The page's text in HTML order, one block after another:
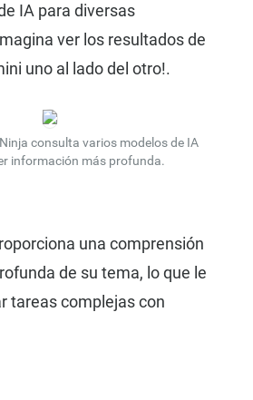
IA para diversas
ver los resultados de
uno al lado del otro!.
consulta varios modelos de IA
información más profunda.
una comprensión
de su tema, lo que le
tareas complejas con